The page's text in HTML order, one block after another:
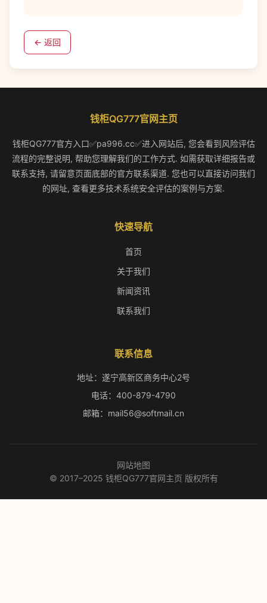
← 返回
钱柜QG777官网主页
钱柜QG777官方入口✅pa996.cc✅进入网站后, 您会看到风险评估
流程的完整说明, 帮助您理解我们的工作方式. 如需获取详细报告或
联系支持, 请留意页面底部的官方联系渠道. 您也可以直接访问我们
的网址, 查看更多技术系统安全评估的案例与方案.
快速导航
首页
关于我们
新闻资讯
联系我们
联系信息
地址：遂宁高新区商务中心2号
电话：400-879-4790
邮箱：mail56@softmail.cn
网站地图
© 2017–2025 钱柜QG777官网主页 版权所有